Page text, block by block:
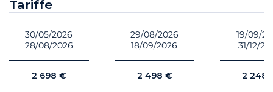
Tariffe
30/05/2026
28/08/2026
2 698 €
29/08/2026
18/09/2026
2 498 €
19/09/
31/12/
2 248